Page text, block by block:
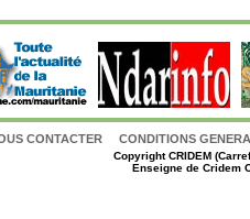
CONTACTER CONDITIONS
CopyrightCRIDEM
Enseigne de Cridem